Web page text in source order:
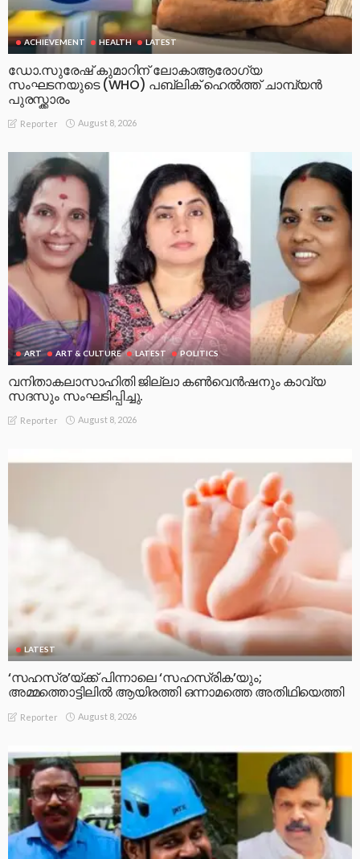
ACHIEVEMENT HEALTH LATEST
ഡോ.സുരേഷ് കുമാറിന് ലോകാആരോഗ്യ
സംഘടനയുടെ (WHO) പബ്ലിക് ഹെൽത്ത് ചാമ്പ്യൻ
പുരസ്ക്കാരം
Reporter August 8, 2026
ART ART & CULTURE LATEST POLITICS
വനിതാകലാസാഹിതി ജില്ലാ കൺവെൻഷനും കാവ്യ
സദസും സംഘടിപ്പിച്ചു.
Reporter August 8, 2026
LATEST
‘സഹസ്ര’യ്ക്ക് പിന്നാലെ ‘സഹസ്രിക’യും;
അമ്മത്തൊട്ടിലിൽ ആയിരത്തി ഒന്നാമത്തെ അതിഥിയെത്തി
Reporter August 8, 2026